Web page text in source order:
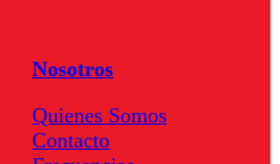
Nosotros
Quienes Somos
Contacto